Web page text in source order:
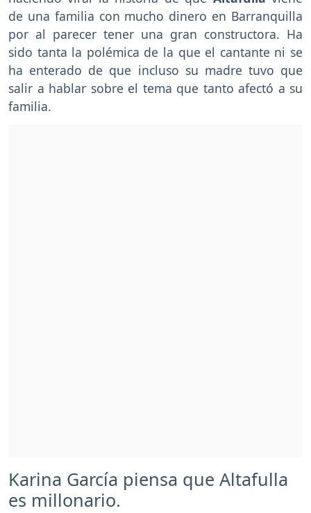
de una familia con mucho dinero en Barranquilla
por al parecer tener una gran constructora. Ha
sido tanta la polémica de la que el cantante ni se
ha enterado de que incluso su madre tuvo que
salir a hablar sobre el tema que tanto afectó a su
familia.
Karina García piensa que Altafulla
es millonario.